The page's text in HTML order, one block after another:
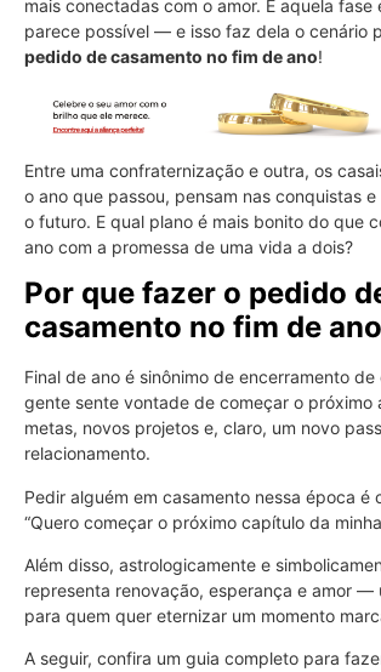
mais conectadas com o amor. É aquela fase
parece possível — e isso faz dela o cenário
pedido de casamento no fim de ano!
Entre uma confraternização e outra, os
o ano que passou, pensam nas conquistas
o futuro. E qual plano é mais bonito do que
ano com a promessa de uma vida a dois?
Por que fazer o pedido
casamento no fim de
Final de ano é sinônimo de encerramento de
gente sente vontade de começar o próximo
metas, novos projetos e, claro, um novo
relacionamento.
Pedir alguém em casamento nessa época é
“Quero começar o próximo capítulo da
Além disso, astrologicamente e
representa renovação, esperança e amor —
para quem quer eternizar um momento
A seguir, confira um guia completo para